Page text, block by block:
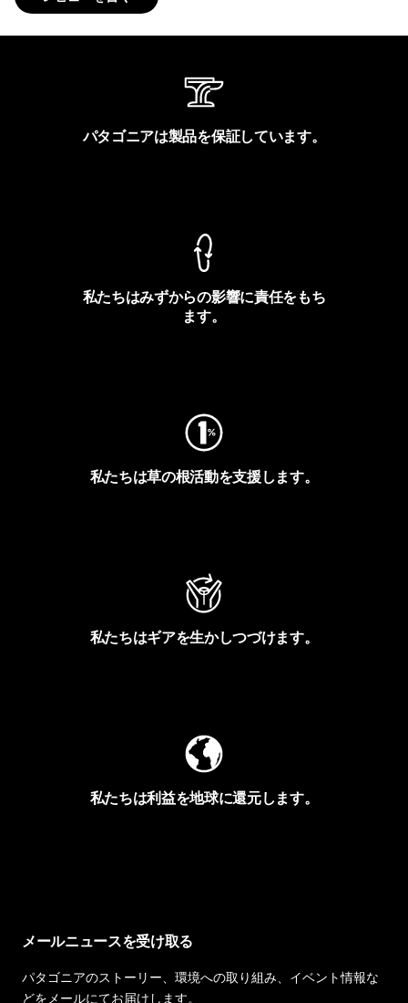
パタゴニアは製品を保証しています。
私たちはみずからの影響に責任をもち
ます。
私たちは草の根活動を支援します。
私たちはギアを生かしつづけます。
私たちは利益を地球に還元します。
メールニュースを受け取る
パタゴニアのストーリー、環境への取り組み、イベント情報な
どをメールにてお届けします。